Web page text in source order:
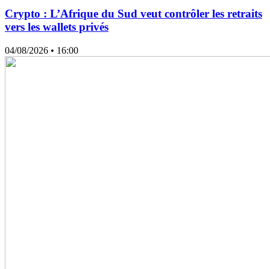
Crypto : L’Afrique du Sud veut contrôler les retraits
vers les wallets privés
04/08/2026 • 16:00